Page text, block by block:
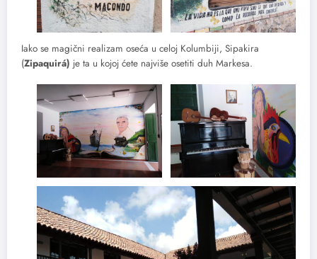
Iako se magični realizam oseća u celoj Kolumbiji, Sipakira
(Zipaquirá) je ta u kojoj ćete najviše osetiti duh Markesa.